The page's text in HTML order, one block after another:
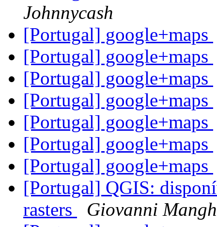
Johnnycash
[Portugal] google+maps
[Portugal] google+maps
[Portugal] google+maps
[Portugal] google+maps
[Portugal] google+maps
[Portugal] google+maps
[Portugal] google+maps
[Portugal] QGIS:
rasters
Giovanni